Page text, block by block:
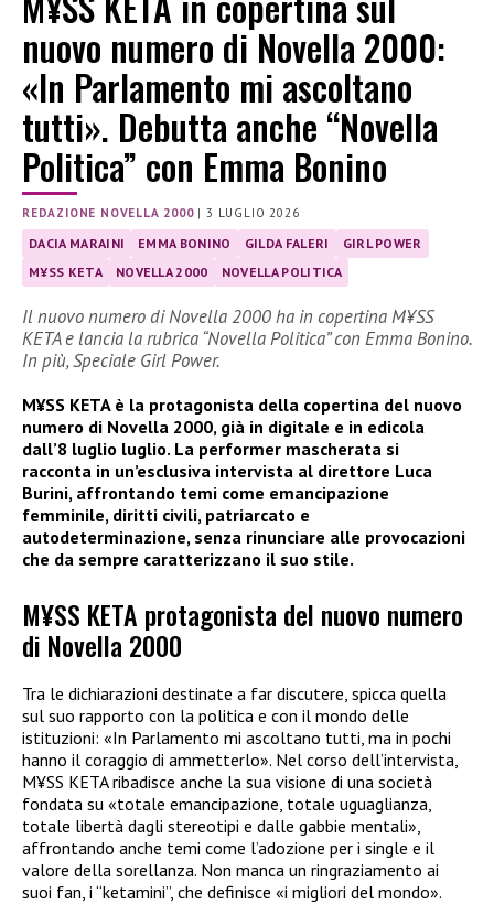
nuovo numero di Novella 2000:
«In Parlamento mi ascoltano
tutti». Debutta anche “Novella
Politica” con Emma Bonino
REDAZIONE NOVELLA 2000|3 LUGLIO 2026
DACIA MARAINI EMMA BONINO GILDA FALERI
GIRL POWER
M¥SS KETA
NOVELLA 2000 NOVELLA POLITICA
Il nuovo numero di Novella 2000 ha in copertina M¥SS
KETA e lancia la rubrica “Novella Politica” con Emma Bonino.
In più, Speciale Girl Power.
M¥SS KETA è la protagonista della copertina del nuovo
numero di Novella 2000, già in digitale e in edicola
dall’8 luglio luglio. La performer mascherata si
racconta in un’esclusiva intervista al direttore Luca
Burini, affrontando temi come emancipazione
femminile, diritti civili, patriarcato e
autodeterminazione, senza rinunciare alle provocazioni
che da sempre caratterizzano il suo stile.
M¥SS KETA protagonista del nuovo numero
di Novella 2000
Tra le dichiarazioni destinate a far discutere, spicca quella
sul suo rapporto con la politica e con il mondo delle
istituzioni: «In Parlamento mi ascoltano tutti, ma in pochi
hanno il coraggio di ammetterlo». Nel corso dell’intervista,
M¥SS KETA ribadisce anche la sua visione di una società
fondata su «totale emancipazione, totale uguaglianza,
totale libertà dagli stereotipi e dalle gabbie mentali»,
affrontando anche temi come l’adozione per i single e il
valore della sorellanza. Non manca un ringraziamento ai
suoi fan, i “ketamini”, che definisce «i migliori del mondo».